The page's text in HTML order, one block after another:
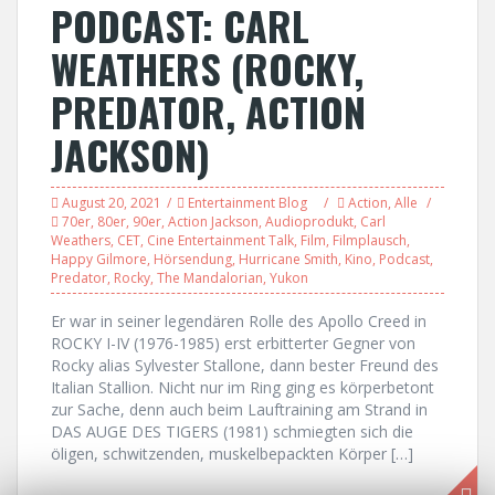
PODCAST: CARL
WEATHERS (ROCKY,
PREDATOR, ACTION
JACKSON)
August 20, 2021 Entertainment Blog Action, Alle
70er, 80er, 90er, Action Jackson, Audioprodukt, Carl
Weathers, CET, Cine Entertainment Talk, Film, Filmplausch,
Happy Gilmore, Hörsendung, Hurricane Smith, Kino, Podcast,
Predator, Rocky, The Mandalorian, Yukon
Er war in seiner legendären Rolle des Apollo Creed in
ROCKY I-IV (1976-1985) erst erbitterter Gegner von
Rocky alias Sylvester Stallone, dann bester Freund des
Italian Stallion. Nicht nur im Ring ging es körperbetont
zur Sache, denn auch beim Lauftraining am Strand in
DAS AUGE DES TIGERS (1981) schmiegten sich die
öligen, schwitzenden, muskelbepackten Körper […]